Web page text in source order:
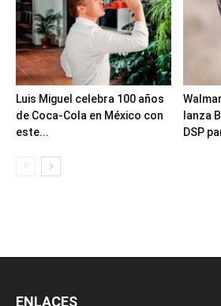
Luis Miguel celebra 100 años
de Coca-Cola en México con
este...
lanza
DSP
ENLACES